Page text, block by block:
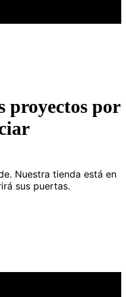
proyectos por
Nuestra tienda está en
sus puertas.